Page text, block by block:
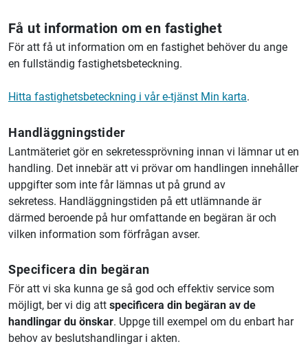
Få ut information om en fastighet
För att få ut information om en fastighet behöver du ange
en fullständig fastighetsbeteckning.
Hitta fastighetsbeteckning i vår e-tjänst Min karta.
Handläggningstider
Lantmäteriet gör en sekretessprövning innan vi lämnar ut en
handling. Det innebär att vi prövar om handlingen innehåller
uppgifter som inte får lämnas ut på grund av
sekretess. Handläggningstiden på ett utlämnande är
därmed beroende på hur omfattande en begäran är och
vilken information som förfrågan avser.
Specificera din begäran
För att vi ska kunna ge så god och effektiv service som
möjligt, ber vi dig att specificera din begäran av de
handlingar du önskar. Uppge till exempel om du enbart har
behov av beslutshandlingar i akten.